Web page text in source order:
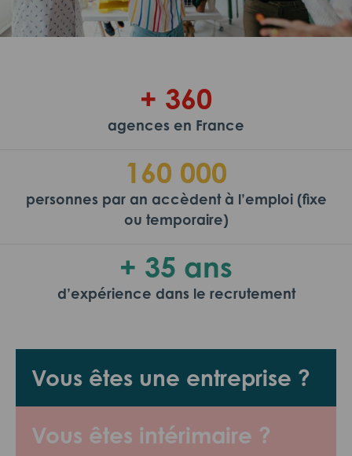
Vous êtes une entreprise ?
Vous êtes intérimaire ?
+ 360
agences en France
160 000
personnes par an accèdent à l’emploi (fixe
ou temporaire)
+ 35 ans
d’expérience dans le recrutement